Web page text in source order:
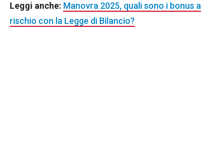
Leggi anche: Manovra 2025, quali sono i bonus a
rischio con la Legge di Bilancio?